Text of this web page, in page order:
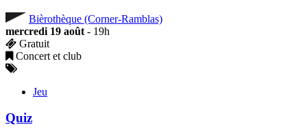
Bièrothèque (Corner-Ramblas)
mercredi 19 août - 19h
Gratuit
Concert et club
Jeu
Quiz